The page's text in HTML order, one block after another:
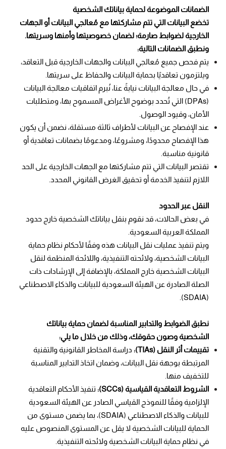
الضمانات الموضوعة لحماية بياناتك الشخصية
تخضع البيانات التي تتم مشاركتها مع مُعالجي البيانات أو الجهات
الخارجية لضوابط صارمة؛ لضمان خصوصيتها وأمنها وسريتها.
ونطبق الضمانات التالية:
يتم فحص جميع مُعالجي البيانات والجهات الخارجية قبل التعاقد،
ويلتزمون تعاقديًا بحماية البيانات والحفاظ على سريتها.
في حال معالجة البيانات نيابةً عنا، نُبرم اتفاقيات معالجة البيانات
(DPAs) التي تُحدد بوضوح الأغراض المسموح بها، ومتطلبات
الأمان، وقيود الوصول.
عند الإفصاح عن البيانات لأطراف ثالثة مستقلة، نضمن أن يكون
هذا الإفصاح محدودًا، ومشروعًا، ومدعومًا بضمانات تعاقدية أو
قانونية مناسبة.
تقتصر البيانات التي تتم مشاركتها مع الجهات الخارجية على الحد
اللازم لتنفيذ الخدمة أو تحقيق الغرض القانوني المحدد.
النقل عبر الحدود
في بعض الحالات، قد نقوم بنقل بياناتك الشخصية خارج حدود
المملكة العربية السعودية.
ويتم تنفيذ عمليات نقل البيانات هذه وفقًا لأحكام نظام حماية
البيانات الشخصية، ولائحته التنفيذية، واللائحة المنظمة لنقل
البيانات الشخصية خارج المملكة، بالإضافة إلى الإرشادات ذات
الصلة الصادرة عن الهيئة السعودية للبيانات والذكاء الاصطناعي
(SDAIA).
نطبق الضوابط والتدابير المناسبة لضمان حماية بياناتك
الشخصية وصون حقوقك، وذلك من خلال ما يلي:
تقييمات أثر النقل (TIAs):
دراسة المخاطر القانونية والتقنية
المرتبطة بوجهة نقل البيانات، وضمان اتخاذ التدابير المناسبة
للتخفيف منها.
الشروط التعاقدية القياسية (SCCs):
تنفيذ الأحكام التعاقدية
الإلزامية وفقًا للنموذج القياسي الصادر عن الهيئة السعودية
للبيانات والذكاء الاصطناعي (SDAIA)، بما يضمن مستوى من
الحماية للبيانات الشخصية لا يقل عن المستوى المنصوص عليه
في نظام حماية البيانات الشخصية ولائحته التنفيذية.